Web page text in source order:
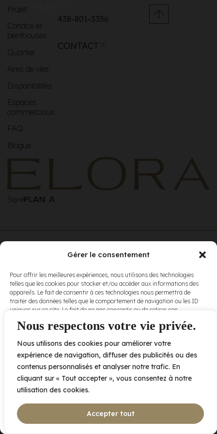
Nous respectons votre vie privée.
Nous utilisons des cookies pour améliorer votre
expérience de navigation, diffuser des publicités ou des
contenus personnalisés et analyser notre trafic. En
cliquant sur « Tout accepter », vous consentez à notre
utilisation des cookies.
Accepter tout
Gérer le consentement
Pour offrir les meilleures expériences, nous utilisons des technologies
telles que les cookies pour stocker et/ou accéder aux informations des
appareils. Le fait de consentir à ces technologies nous permettra de
traiter des données telles que le comportement de navigation ou les ID
uniques sur ce site. Le fait de ne pas consentir ou de retirer son
et fonctions.
Accepter
Refuser
Projet
Condos et
penthouses
Quartier
Aires de vies
Disponibilités
Espaces
commerciaux
FAQ
Blogue
438-801-3356
CONTACT
Signé
conditions
d’utilisationet
nospolitiques
de
confidentialité .
2005 av. de Bois-de-Boulogne, Laval QC H7N 0J7